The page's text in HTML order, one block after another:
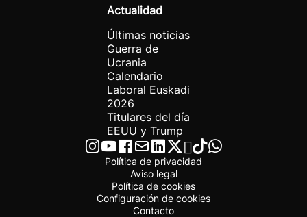
Actualidad
Últimas noticias
Guerra de
Ucrania
Calendario
Laboral Euskadi
2026
Titulares del día
EEUU y Trump
Política de privacidad
Aviso legal
Política de cookies
Configuración de cookies
Contacto